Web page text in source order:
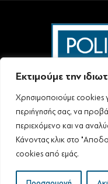
Εκτιμούμε την
Χρησιμοποιούμε cookies
περιήγησής σας, να
περιεχόμενο και να
Κάνοντας κλικ στο
cookies από εμάς.
Ταυτότητα – Επικοινωνία
Πολιτική Απορρήτου &
Δήλωση συμμόρφωσης με
Follow Us
All rights reserved